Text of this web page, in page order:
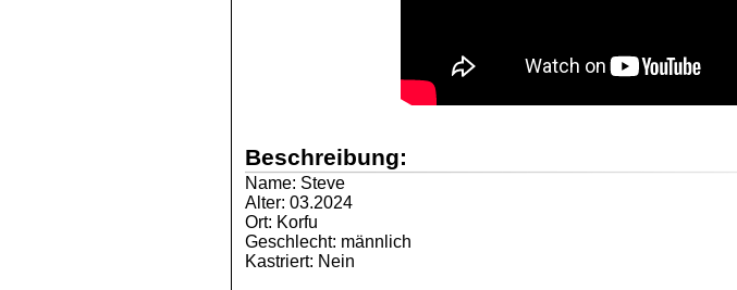
Beschreibung:
Name: Steve
Alter: 03.2024
Ort: Korfu
Geschlecht: männlich
Kastriert: Nein